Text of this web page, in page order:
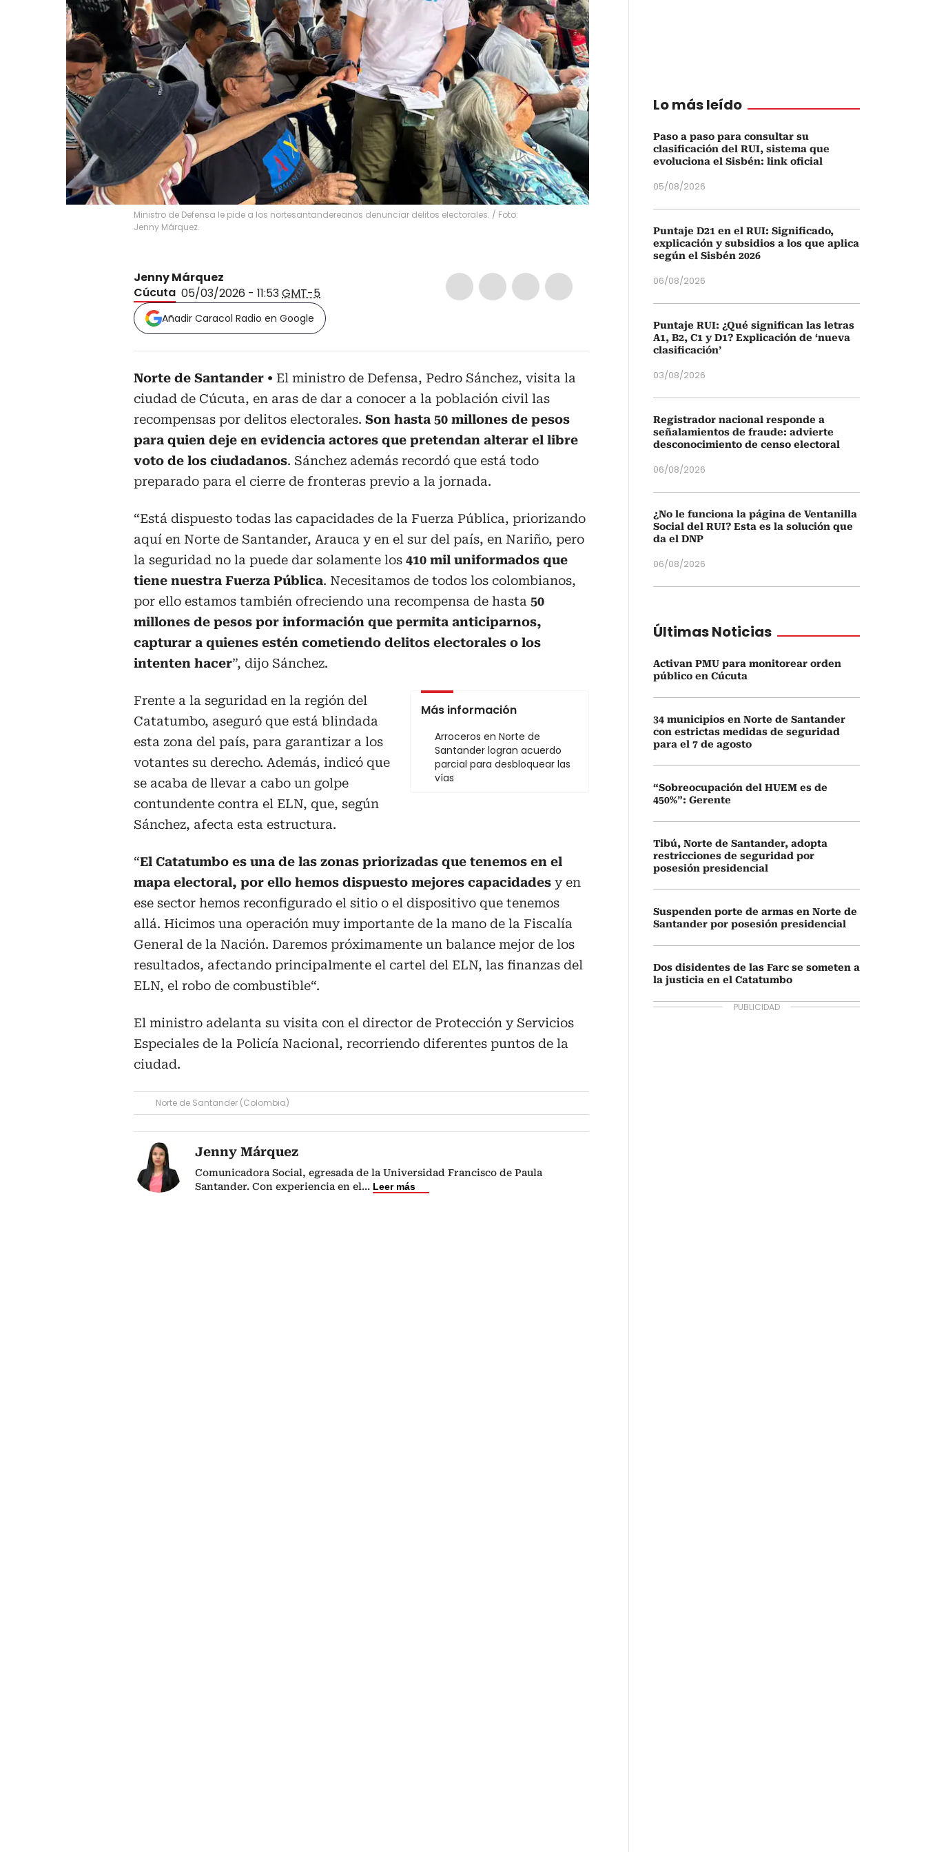
Ministro de Defensa le pide a los nortesantandereanos denunciar delitos electorales. / Foto:
Jenny Márquez.
Jenny Márquez
Cúcuta 05/03/2026 - 11:53GMT-5
Añadir Caracol Radio en Google
Norte de Santander
El ministro de Defensa, Pedro Sánchez, visita la
ciudad de Cúcuta, en aras de dar a conocer a la población civil las
recompensas por delitos electorales. Son hasta 50 millones de pesos
para quien deje en evidencia actores que pretendan alterar el libre
voto de los ciudadanos. Sánchez además recordó que está todo
preparado para el cierre de fronteras previo a la jornada.
“Está dispuesto todas las capacidades de la Fuerza Pública, priorizando
aquí en Norte de Santander, Arauca y en el sur del país, en Nariño, pero
la seguridad no la puede dar solamente los 410 mil uniformados que
tiene nuestra Fuerza Pública. Necesitamos de todos los colombianos,
por ello estamos también ofreciendo una recompensa de hasta 50
millones de pesos por información que permita anticiparnos,
capturar a quienes estén cometiendo delitos electorales o los
intenten hacer”, dijo Sánchez.
Más información
Arroceros en Norte de
Santander logran acuerdo
parcial para desbloquear las
vías
Frente a la seguridad en la región del
Catatumbo, aseguró que está blindada
esta zona del país, para garantizar a los
votantes su derecho. Además, indicó que
se acaba de llevar a cabo un golpe
contundente contra el ELN, que, según
Sánchez, afecta esta estructura.
“El Catatumbo es una de las zonas priorizadas que tenemos en el
mapa electoral, por ello hemos dispuesto mejores capacidades y en
ese sector hemos reconfigurado el sitio o el dispositivo que tenemos
allá. Hicimos una operación muy importante de la mano de la Fiscalía
General de la Nación. Daremos próximamente un balance mejor de los
resultados, afectando principalmente el cartel del ELN, las finanzas del
ELN, el robo de combustible“.
El ministro adelanta su visita con el director de Protección y Servicios
Especiales de la Policía Nacional, recorriendo diferentes puntos de la
ciudad.
Norte de Santander (Colombia)
Jenny Márquez
Comunicadora Social, egresada de la Universidad Francisco de Paula
Santander. Con experiencia en el... Leer más
Lo más leído
Paso a paso para consultar su
clasificación del RUI, sistema que
evoluciona el Sisbén: link oficial
05/08/2026
Puntaje D21 en el RUI: Significado,
explicación y subsidios a los que aplica
según el Sisbén 2026
06/08/2026
Puntaje RUI: ¿Qué significan las letras
A1, B2, C1 y D1? Explicación de ‘nueva
clasificación’
03/08/2026
Registrador nacional responde a
señalamientos de fraude: advierte
desconocimiento de censo electoral
06/08/2026
¿No le funciona la página de Ventanilla
Social del RUI? Esta es la solución que
da el DNP
06/08/2026
Últimas Noticias
Activan PMU para monitorear orden
público en Cúcuta
34 municipios en Norte de Santander
con estrictas medidas de seguridad
para el 7 de agosto
“Sobreocupación del HUEM es de
450%”: Gerente
Tibú, Norte de Santander, adopta
restricciones de seguridad por
posesión presidencial
Suspenden porte de armas en Norte de
Santander por posesión presidencial
Dos disidentes de las Farc se someten a
la justicia en el Catatumbo